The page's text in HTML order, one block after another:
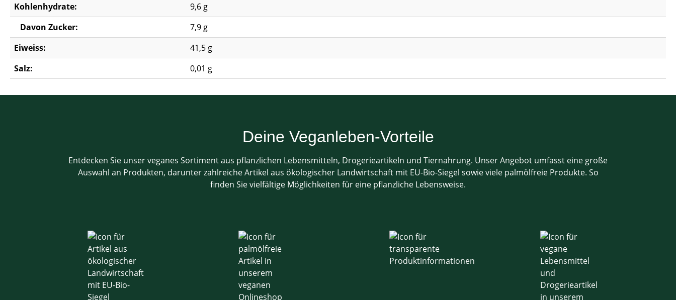
Kohlenhydrate:
9,6 g
Davon Zucker:
7,9 g
Eiweiss:
41,5 g
Salz:
0,01 g
Deine Veganleben-Vorteile
Entdecken Sie unser veganes Sortiment aus pflanzlichen Lebensmitteln, Drogerieartikeln und Tiernahrung. Unser Angebot umfasst eine große
Auswahl an Produkten, darunter zahlreiche Artikel aus ökologischer Landwirtschaft mit EU-Bio-Siegel sowie viele palmölfreie Produkte. So
finden Sie vielfältige Möglichkeiten für eine pflanzliche Lebensweise.